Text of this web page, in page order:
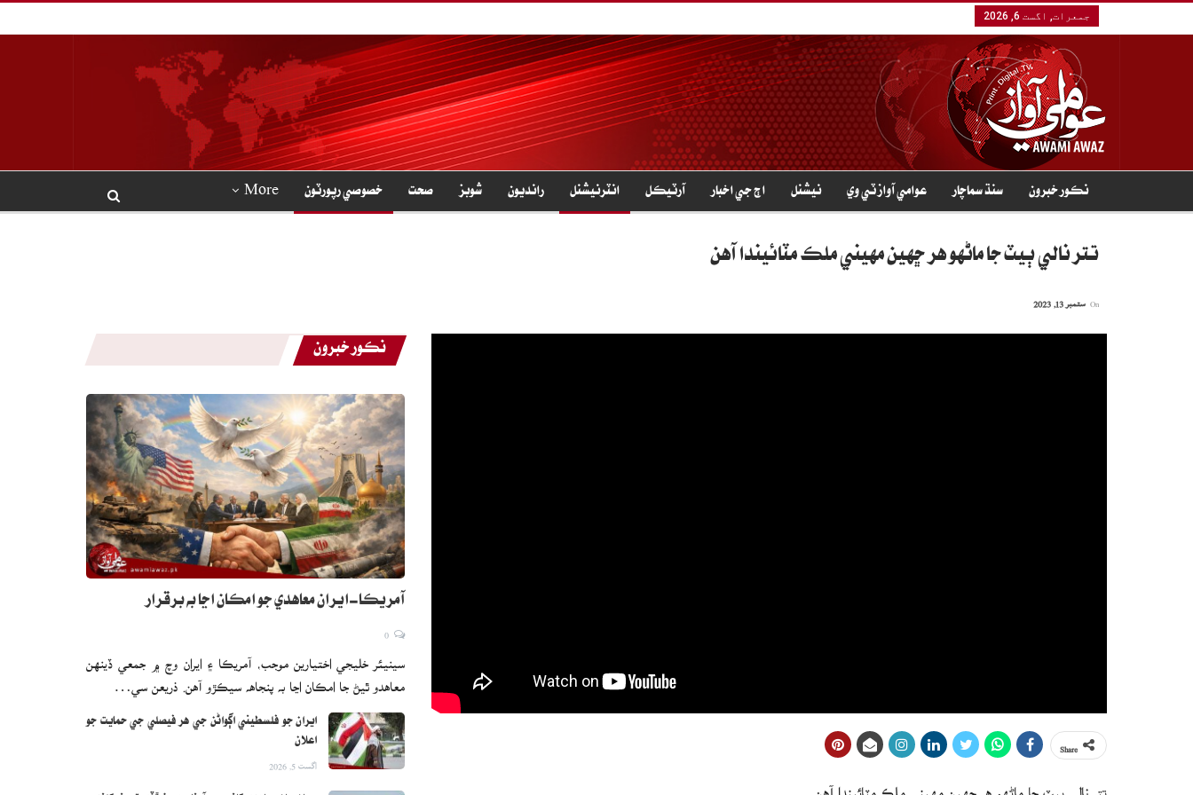
جمعرات, اگست 6, 2026
نڪور خبرون سنڌ سماچار عوامي آواز ٽي وي نيشنل اڄ جي اخبار آرٽيڪل انٽرنيشنل رانديون شوبز صحت خصوصي رپورٽون More
تتر نالي ٻيٽ جا ماڻهو هر ڇهين مهيني ملڪ مٽائيندا آهن
تتر نالي ٻيٽ جا ماڻهو هر ڇهين مهيني ملڪ مٽائيندا آهن
نڪور خبرون
آمريڪا-ايران معاهدي جو امڪان اڃا به برقرار
سينيئر خليجي اختيارين موجب، آمريڪا ۽ ايران وچ ۾ جمعي ڏينهن
معاهدو ٿيڻ جا امڪان اڃا به پنجاهه سيڪڙو آهن. ذريعن سي…
ايران جو فلسطيني اڳواڻن جي هر فيصلي جي حمايت جو
اعلان
اگست 5, 2026